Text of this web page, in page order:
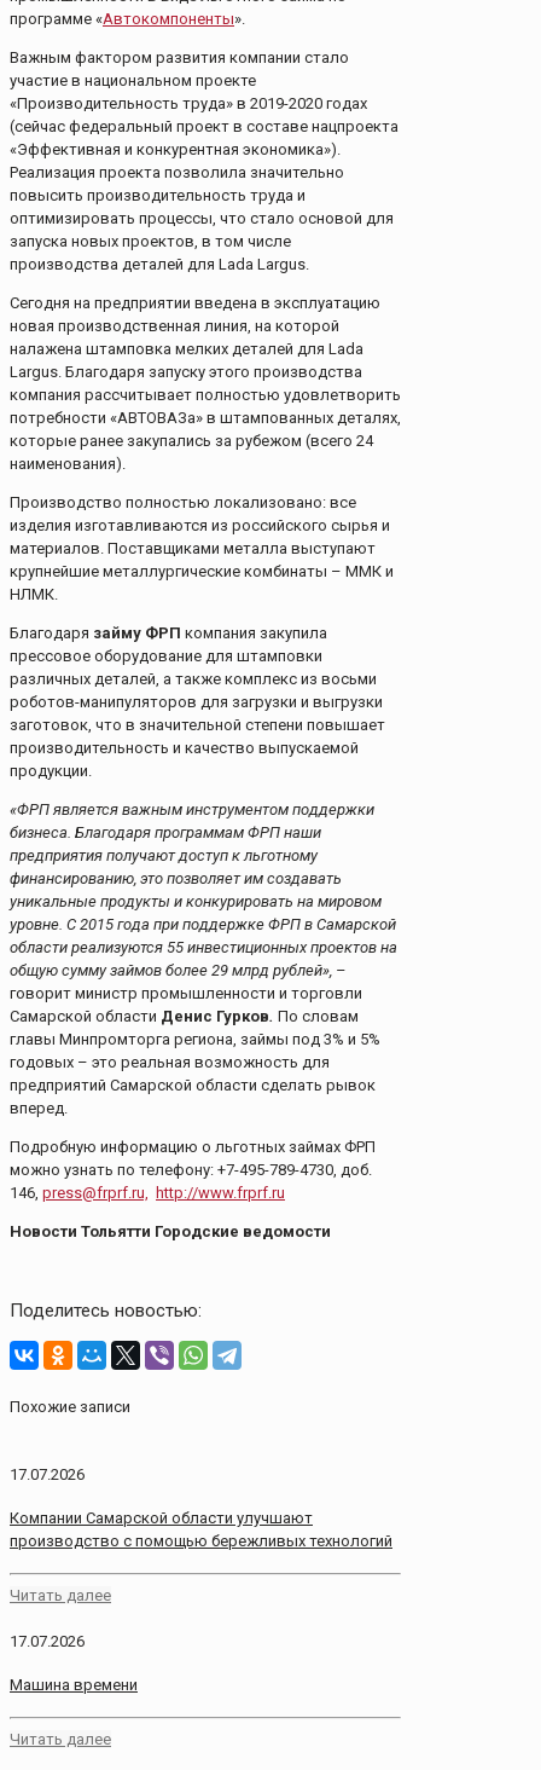
программе «Автокомпоненты».
Важным фактором развития компании стало
участие в национальном проекте
«Производительность труда» в 2019-2020 годах
(сейчас федеральный проект в составе нацпроекта
«Эффективная и конкурентная экономика»).
Реализация проекта позволила значительно
повысить производительность труда и
оптимизировать процессы, что стало основой для
запуска новых проектов, в том числе
производства деталей для Lada Largus.
Сегодня на предприятии введена в эксплуатацию
новая производственная линия, на которой
налажена штамповка мелких деталей для Lada
Largus. Благодаря запуску этого производства
компания рассчитывает полностью удовлетворить
потребности «АВТОВАЗа» в штампованных деталях,
которые ранее закупались за рубежом (всего 24
наименования).
Производство полностью локализовано: все
изделия изготавливаются из российского сырья и
материалов. Поставщиками металла выступают
крупнейшие металлургические комбинаты – ММК и
НЛМК.
Благодаря займу ФРП компания закупила
прессовое оборудование для штамповки
различных деталей, а также комплекс из восьми
роботов-манипуляторов для загрузки и выгрузки
заготовок, что в значительной степени повышает
производительность и качество выпускаемой
продукции.
«ФРП является важным инструментом поддержки
бизнеса. Благодаря программам ФРП наши
предприятия получают доступ к льготному
финансированию, это позволяет им создавать
уникальные продукты и конкурировать на мировом
уровне. С 2015 года при поддержке ФРП в Самарской
области реализуются 55 инвестиционных проектов на
общую сумму займов более 29 млрд рублей», –
говорит министр промышленности и торговли
Самарской области Денис Гурков. По словам
главы Минпромторга региона, займы под 3% и 5%
годовых – это реальная возможность для
предприятий Самарской области сделать рывок
вперед.
Подробную информацию о льготных займах ФРП
можно узнать по телефону: +7-495-789-4730, доб.
146, press@frprf.ru, http://www.frprf.ru
Новости Тольятти Городские ведомости
Поделитесь новостью:
Похожие записи
17.07.2026
Компании Самарской области улучшают
производство с помощью бережливых технологий
Читать далее
17.07.2026
Машина времени
Читать далее